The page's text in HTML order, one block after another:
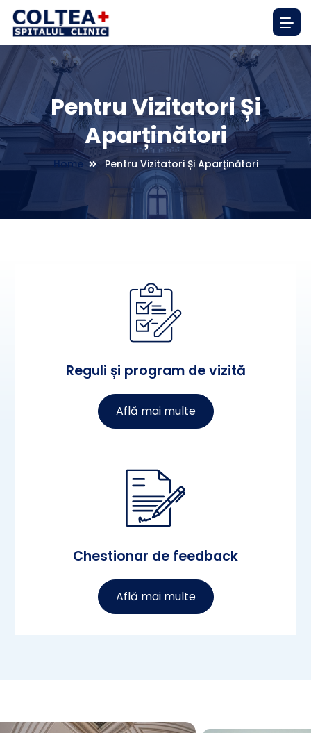
Pentru Vizitatori Și
Aparținători
Home Pentru Vizitatori Și Aparținători
Reguli și program de vizită
Află mai multe
Chestionar de feedback
Află mai multe